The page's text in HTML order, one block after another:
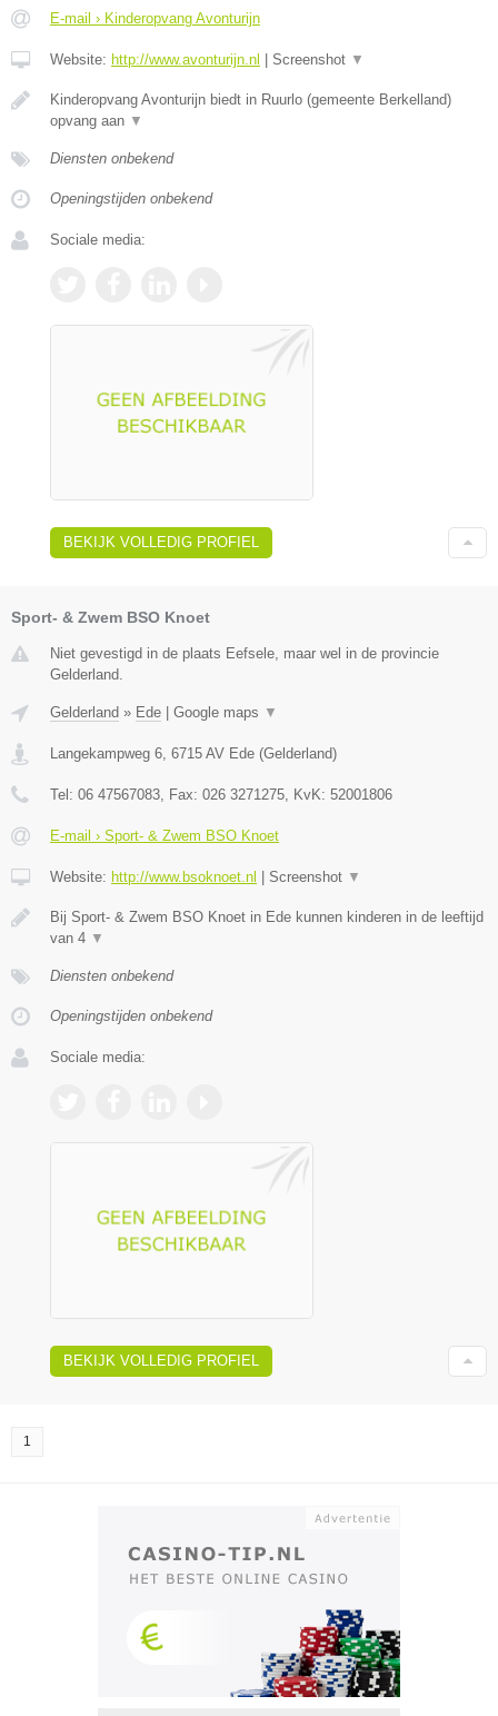
E-mail › Kinderopvang Avonturijn
Website: http://www.avonturijn.nl | Screenshot ▼
Kinderopvang Avonturijn biedt in Ruurlo (gemeente Berkelland)
opvang aan ▼
Diensten onbekend
Openingstijden onbekend
Sociale media:
BEKIJK VOLLEDIG PROFIEL
Sport- & Zwem BSO Knoet
Niet gevestigd in de plaats Eefsele, maar wel in de provincie
Gelderland.
Gelderland » Ede Google maps ▼
Langekampweg 6, 6715 AV Ede (Gelderland)
Tel: 06 47567083, Fax: 026 3271275, KvK: 52001806
E-mail › Sport- & Zwem BSO Knoet
Website: http://www.bsoknoet.nl Screenshot ▼
Bij Sport- & Zwem BSO Knoet in Ede kunnen kinderen in de leeftijd
van 4 ▼
Diensten onbekend
Openingstijden onbekend
Sociale media:
BEKIJK VOLLEDIG PROFIEL
1